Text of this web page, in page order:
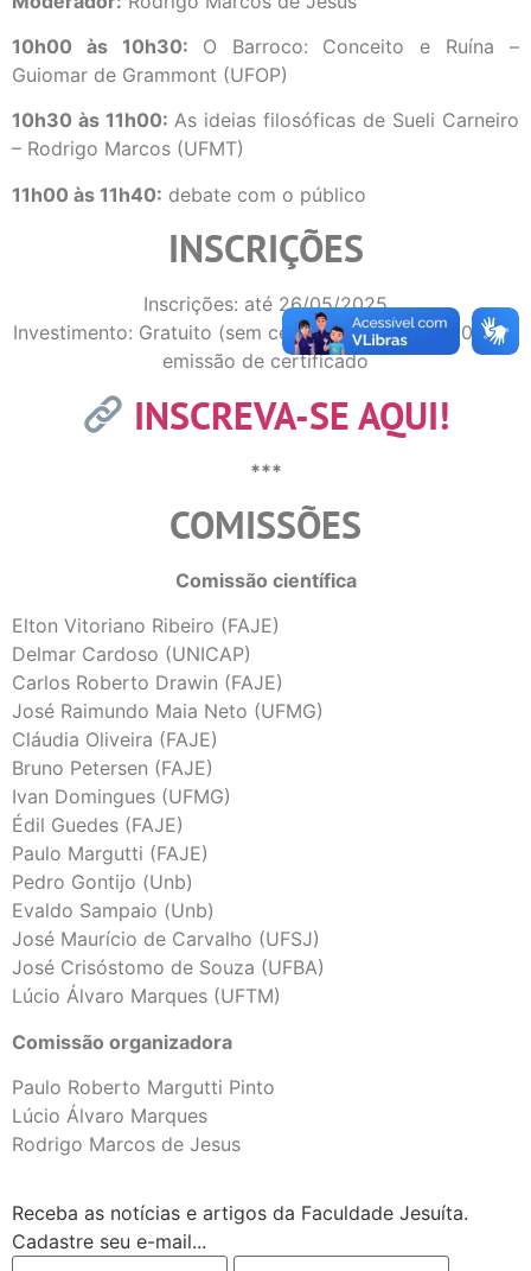
10h00 às 10h30: O Barroco: Conceito e Ruína –
Guiomar de Grammont (UFOP)
10h30 às 11h00: As ideias filosóficas de Sueli Carneiro
– Rodrigo Marcos (UFMT)
11h00 às 11h40: debate com o público
INSCRIÇÕES
Inscrições: até 26/05/2025
Investimento: Gratuito (sem certificado) | R$ 20,00 com
emissão de certificado
INSCREVA-SE AQUI!
***
COMISSÕES
Comissão científica
Elton Vitoriano Ribeiro (FAJE)
Delmar Cardoso (UNICAP)
Carlos Roberto Drawin (FAJE)
José Raimundo Maia Neto (UFMG)
Cláudia Oliveira (FAJE)
Bruno Petersen (FAJE)
Ivan Domingues (UFMG)
Édil Guedes (FAJE)
Paulo Margutti (FAJE)
Pedro Gontijo (Unb)
Evaldo Sampaio (Unb)
José Maurício de Carvalho (UFSJ)
José Crisóstomo de Souza (UFBA)
Lúcio Álvaro Marques (UFTM)
Comissão organizadora
Paulo Roberto Margutti Pinto
Lúcio Álvaro Marques
Rodrigo Marcos de Jesus
Receba as notícias e artigos da Faculdade Jesuíta.
Cadastre seu e-mail...